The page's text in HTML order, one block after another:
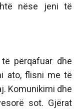
nëse jeni të
përqafuar dhe
ato, flisni me të
Komunikimi dhe
sot. Gjërat